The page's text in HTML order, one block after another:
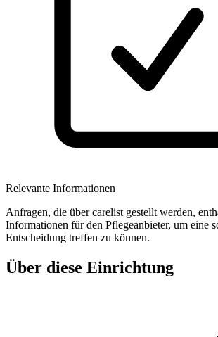
Relevante Informationen
Anfragen, die über carelist gestellt werden,
Informationen für den Pflegeanbieter, um eine
Entscheidung treffen zu können.
Über diese Einrichtung